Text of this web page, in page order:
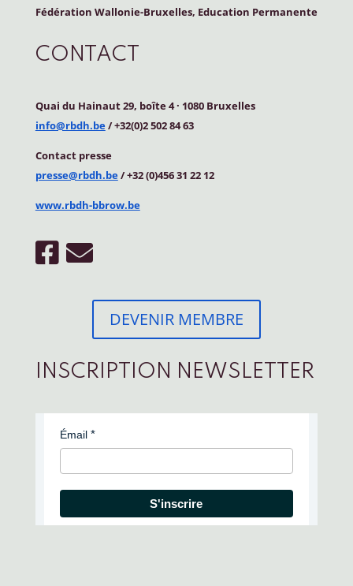
Fédération Wallonie-Bruxelles, Education Permanente
CONTACT
Quai du Hainaut 29, boîte 4· 1080 Bruxelles
info@rbdh.be/ +32(0)2 502 84 63
Contact presse
presse@rbdh.be/ +32 (0)456 31 22 12
www.rbdh-bbrow.be
DEVENIR MEMBRE
INSCRIPTION NEWSLETTER
Émail
S'inscrire